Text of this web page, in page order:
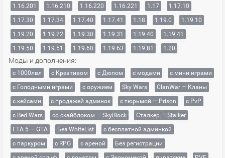
1.16.201
1.16.210 1.16.220 1.16.221 1.17
1.17.10
1.17.30
1.17.34 1.17.40 1.17.41 1.18 1.19.0
1.19.10
1.19.20
1.19.22 1.19.30 1.19.31 1.19.40
1.19.41
1.19.50
1.19.51 1.19.60 1.19.63 1.19.81 1.20
Моды и дополнения:
с 1000лвл c Креативом с Дюпом с модами
с мини играми
с Голодными играми
с оружием Sky Wars
ClanWar — Кланы
с кейсами
с продажей админок с тюрьмой — Prison
с PvP
с Bed Wars
со скайблоком — SkyBlock
Сталкер — Stalker
ГТА 5 — GTA
Без WhiteList
с бесплатной админкой
с паркуром
с RPG с ареной
Без регистрации